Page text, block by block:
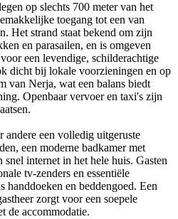
op slechts 700 meter van het
toegang tot een van
Het strand staat bekend om zijn
en parasailen, en is omgeven
een levendige, schilderachtige
dicht bij lokale voorzieningen en op
van Nerja, wat een balans biedt
Openbaar vervoer en taxi's zijn
een volledig uitgeruste
een moderne badkamer met
snel internet in het hele huis. Gasten
tv-zenders en essentiële
handdoeken en beddengoed. Een
zorgt voor een soepele
de accommodatie.